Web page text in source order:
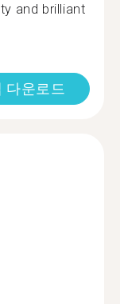
and brilliant
다운로드